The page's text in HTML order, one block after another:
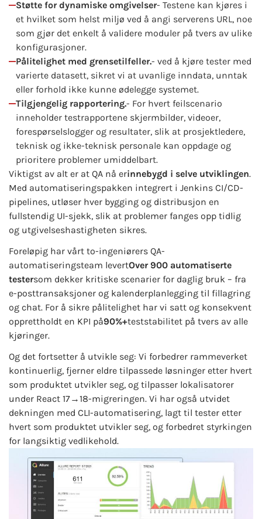
Støtte for dynamiske omgivelser- Testene kan kjøres i
et hvilket som helst miljø ved å angi serverens URL, noe
som gjør det enkelt å validere moduler på tvers av ulike
konfigurasjoner.
Pålitelighet med grensetilfeller.- ved å kjøre tester med
varierte datasett, sikret vi at uvanlige inndata, unntak
eller forhold ikke kunne ødelegge systemet.
Tilgjengelig rapportering.- For hvert feilscenario
inneholder testrapportene skjermbilder, videoer,
forespørselslogger og resultater, slik at prosjektledere,
teknisk og ikke-teknisk personale kan oppdage og
prioritere problemer umiddelbart.
Viktigst av alt er at QA nå erinnebygd i selve utviklingen.
Med automatiseringspakken integrert i Jenkins CI/CD-
pipelines, utløser hver bygging og distribusjon en
fullstendig UI-sjekk, slik at problemer fanges opp tidlig
og utgivelseshastigheten sikres.
Foreløpig har vårt to-ingeniørers QA-
automatiseringsteam levertOver 900 automatiserte
testersom dekker kritiske scenarier for daglig bruk – fra
e-posttransaksjoner og kalenderplanlegging til fillagring
og chat. For å sikre pålitelighet har vi satt og konsekvent
opprettholdt en KPI på90%+teststabilitet på tvers av alle
kjøringer.
Og det fortsetter å utvikle seg: Vi forbedrer rammeverket
kontinuerlig, fjerner eldre tilpassede løsninger etter hvert
som produktet utvikler seg, og tilpasser lokalisatorer
under React 17→18-migreringen. Vi har også utvidet
dekningen med CLI-automatisering, lagt til tester etter
hvert som produktet utvikler seg, og forbedret styrkingen
for langsiktig vedlikehold.